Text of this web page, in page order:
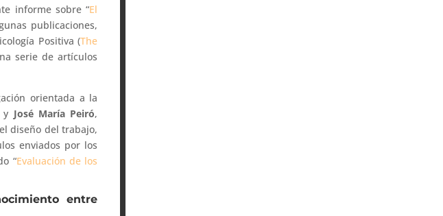
informe sobre “El
publicaciones,
Positiva (The
serie de artículos
orientada a la
y José María Peiró,
diseño del trabajo,
enviados por los
“Evaluación de los
entre